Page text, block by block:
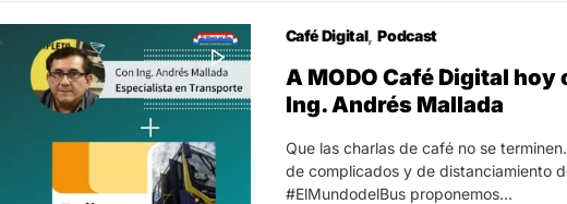
Café Digital Podcast
A MODO Café Digital hoy
Ing. Andrés Mallada
Que las charlas de café no se
de complicados y de distanciamiento
#ElMundodelBus proponemos…